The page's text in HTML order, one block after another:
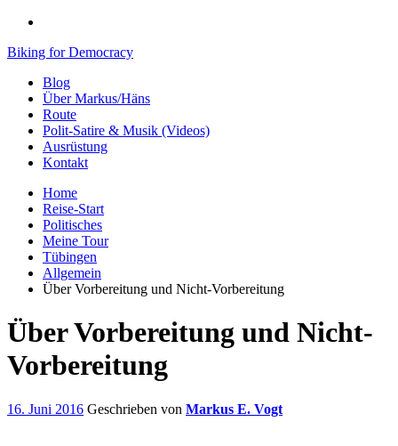
Biking for Democracy
Blog
Über Markus/Häns
Route
Polit-Satire & Musik (Videos)
Ausrüstung
Kontakt
Home
Reise-Start
Politisches
Meine Tour
Tübingen
Allgemein
Über Vorbereitung und Nicht-Vorbereitung
Über Vorbereitung und Nicht-
Vorbereitung
16. Juni 2016 Geschrieben von Markus E. Vogt